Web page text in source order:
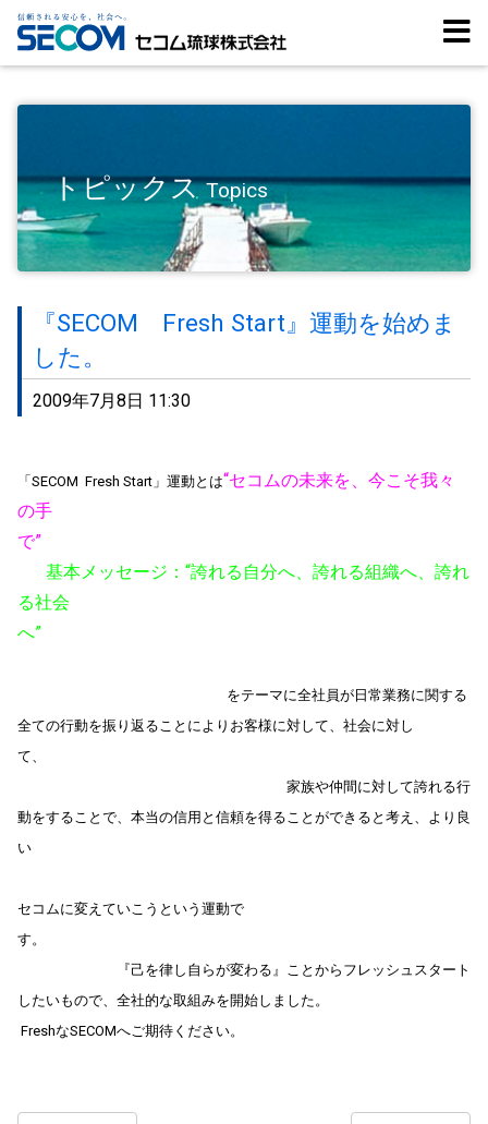
トピックスTopics
『SECOM Fresh Start』運動を始めま
した。
2009年7月8日 11:30
「SECOM Fresh Start」運動とは“セコムの未来を、今こそ我々
の手
で”
基本メッセージ：“誇れる自分へ、誇れる組織へ、誇れ
る社会
へ”
をテーマに全社員が日常業務に関する
全ての行動を振り返ることによりお客様に対して、社会に対し
て、
家族や仲間に対して誇れる行
動をすることで、本当の信用と信頼を得ることができると考え、より良
い
セコムに変えていこうという運動で
す。
『己を律し自らが変わる』ことからフレッシュスタート
したいもので、全社的な取組みを開始しました。
FreshなSECOMへご期待ください。